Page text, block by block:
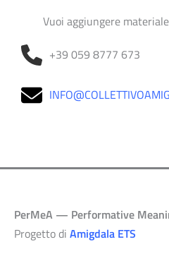
Vuoi aggiungere
+39 059 8777 673
PerMeA — Performative
Progetto di Amigdala ETS